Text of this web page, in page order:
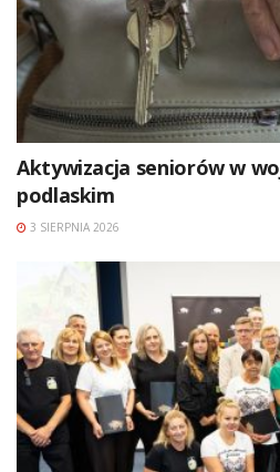
Aktywizacja seniorów w
podlaskim
3 SIERPNIA 2026